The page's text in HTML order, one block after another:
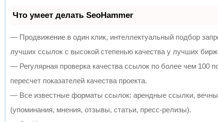
Что умеет делать SeoHammer
— Продвижение в один клик, интеллектуальный подбор
лучших ссылок с высокой степенью качества у лучших
— Регулярная проверка качества ссылок по более чем 100
пересчет показателей качества проекта.
— Все известные форматы ссылок: арендные ссылки,
(упоминания, мнения, отзывы, статьи, пресс-релизы).